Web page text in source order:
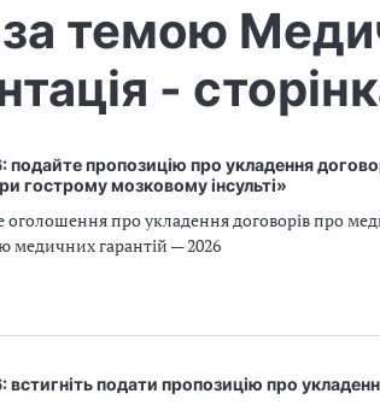
темою
-
подайте пропозицію про укладення
гострому мозковому інсульті»
оголошення про укладення договорів про
медичних гарантій — 2026
подати пропозицію про